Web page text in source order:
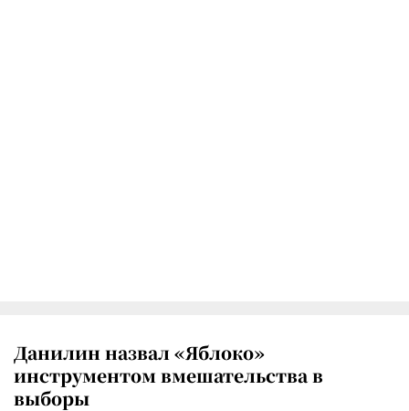
Данилин назвал «Яблоко»
инструментом вмешательства в
выборы